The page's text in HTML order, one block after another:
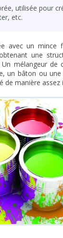
utilisée pour
etc.
avec un mince
une
mélangeur de
un bâton ou une
de manière assez